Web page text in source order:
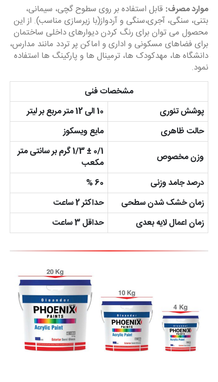
موارد مصرف: قابل استفاده بر روی سطوح گچی، سیمانی،
بتنی، سنگی، آجری،سنگی و آردواز(با زیرسازی مناسب). از این
محصول می توان برای رنگ کردن دیوارهای داخلی ساختمان
برای فضاهای مسکونی و اداری و اماکن پر تردد مانند مدارس،
دانشگاه ها، مهدکودک ها، ترمینال ها و پارکینگ ها استفاده
نمود.
مشخصات فنی
پوشش تئوری
10 الی 12 متر مربع بر لیتر
حالت ظاهری
مایع ویسکوز
وزن مخصوص
0/1 ± 1/3 گرم بر سانتی متر
مکعب
درصد جامد وزنی
60 %
زمان خشک شدن سطحی
حداکثر 2 ساعت
زمان اعمال لایه بعدی
حداقل 3 ساعت